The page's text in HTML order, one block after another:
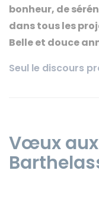
bonheur, de
dans tous les
Belle et douce
Seul le discours
Vœux